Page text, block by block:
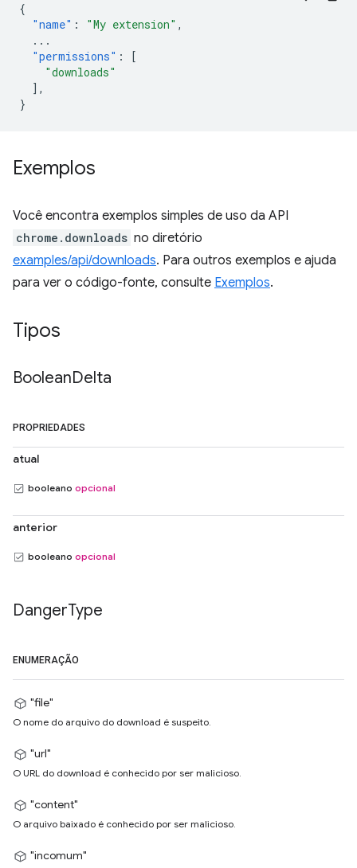
{
"name" : "My extension" ,
...
"permissions" :
[
"downloads"
],
}
Exemplos
Você encontra exemplos simples de uso da API
chrome.downloads no diretório
examples/api/downloads. Para outros exemplos e ajuda
para ver o código-fonte, consulte Exemplos.
Tipos
BooleanDelta
PROPRIEDADES
atual
booleano opcional
anterior
booleano opcional
DangerType
ENUMERAÇÃO
"file"
O nome do arquivo do download é suspeito.
"url"
O URL do download é conhecido por ser malicioso.
"content"
O arquivo baixado é conhecido por ser malicioso.
"incomum"